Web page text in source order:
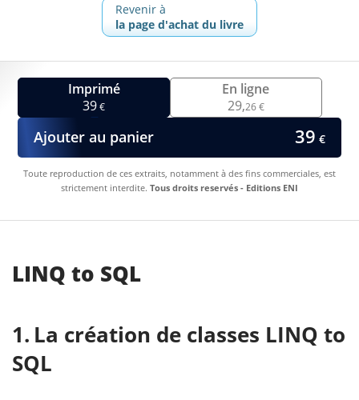
Revenir à
la page d'achat du livre
Imprimé
39€
En ligne
29,26 €
Ajouter au panier 39 €
Toute reproduction de ces extraits, notamment à des fins commerciales, est
strictement interdite. Tous droits reservés - Editions ENI
LINQ to SQL
La création de classes LINQ to
SQL